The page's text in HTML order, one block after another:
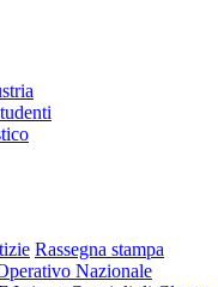
Rassegna stampa
Nazionale